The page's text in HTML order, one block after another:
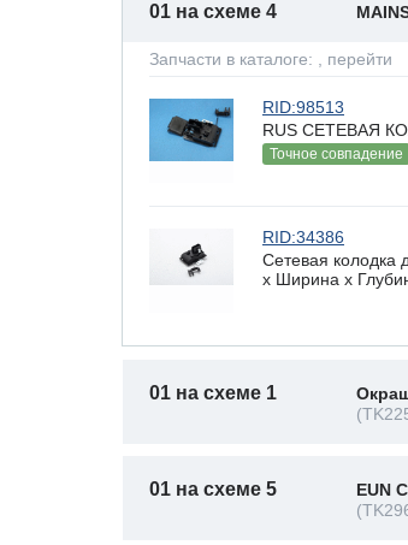
01 на схеме 4
Запчасти в каталоге: , перейти
RID:98513
RUS СЕТЕВАЯ
Точное совпадение
RID:34386
Сетевая колодка
х Ширина х
01 на схеме 1
01 на схеме 5
EUN